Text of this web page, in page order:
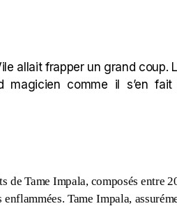
allait frapper un grand coup.
magicien comme il s’en
Tame Impala, composés entre
Tame Impala,